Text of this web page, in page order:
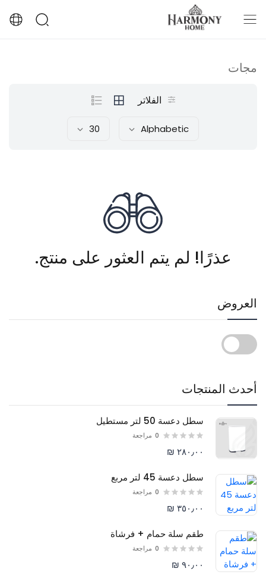
العروض
أحدث المنتجات
سطل دعسة 50 لتر مستطيل
0 مراجعة
٢٨٠٫٠٠ ₪
سطل دعسة 45 لتر مربع
0 مراجعة
٣٥٠٫٠٠ ₪
طقم سلة حمام + فرشاة
0 مراجعة
٩٠٫٠٠ ₪
مجات
الفلاتر
Alphabetic
30
عذرًا! لم يتم العثور على منتج.